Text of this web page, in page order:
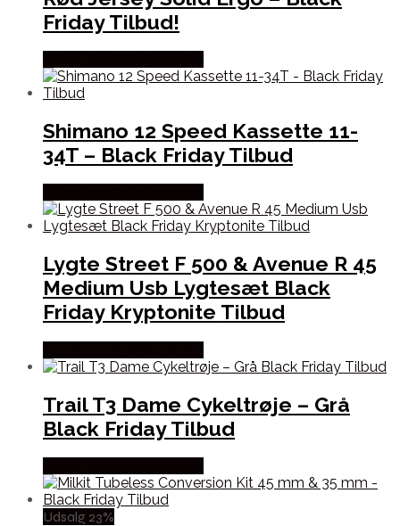
Friday Tilbud!
Shimano 12 Speed Kassette 11-
34T – Black Friday Tilbud
Lygte Street F 500 & Avenue R 45
Medium Usb Lygtesæt Black
Friday Kryptonite Tilbud
Trail T3 Dame Cykeltrøje – Grå
Black Friday Tilbud
Udsalg 23%